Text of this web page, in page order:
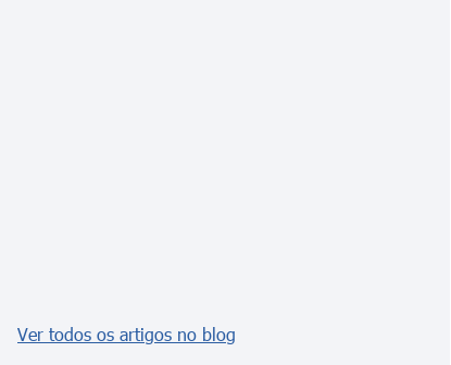
Ver todos os artigos no blog